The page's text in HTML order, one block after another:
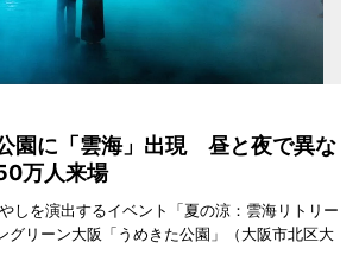
園に「雲海」出現 昼と夜で異な
万人来場
しを演出するイベント「夏の涼：雲海リトリー
グリーン大阪「うめきた公園」（大阪市北区大